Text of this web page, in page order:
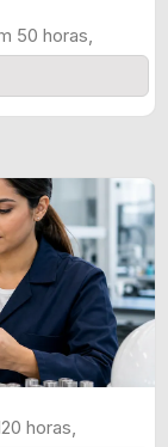
50 horas,
horas,